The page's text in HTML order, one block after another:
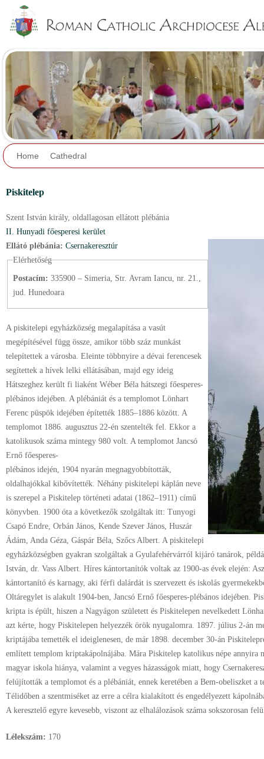
Home Cathedral
Piskitelep
Szent István király, oldallagosan ellátott plébánia
II. Hunyadi főesperesi kerület
Ellátó plébánia: Csernakeresztúr
Elérhetőség
Postacím: 335900 – Simeria, Str. Avram Iancu, nr. 21.,
jud. Hunedoara
A piskitelepi egyházközség megalapítása a vasút
megépítésével függ össze, amikor több száz munkást
telepítettek a városba. Eleinte többnyire a dévai ferencesek
segítettek a hívek lelki ellátásában, majd egy ideig
Hátszeghez került fi liaként Wéber Béla hátszegi főesperes-
plébános idejében. A plébániát és a templomot Lönhart
Ferenc püspök idejében építették 1885–1886 között. A
templomot 1886. augusztus 22-én szentelték fel. Ekkor a
katolikusok száma mintegy 980 volt. A templomot Jancsó
Ernő főesperes-
plébános idején, 1904 nyarán megnagyobbították,
oldalhajókkal kibővítették. Néhány piskitelepi káplán neve
is szerepel a Piskitelep történeti adatai (1862–1911) című
könyvben. 1900 óta a következők szolgáltak itt: Tunyogi
Csapó Endre, Orbán János, Kende Szever János, Huszár
Ádám, Anda Géza, Gáspár Béla, Szőcs Albert. A piskitelepi
egyházközségben gyakran szolgáltak a Gyulafehérvárról kijáró tanárok,
István, dr. Vass Albert. Híres kántortanítók voltak az 1900-as évek elején:
kántortanító és karnagy, aki férfi dalárdát is szervezett és iskolás
Oltáregylet is alakult 1904-ben, Jancsó Ernő főesperes-plébános idejében.
kripta is épült, hiszen a Nagyágon született és Piskitelepen nevelkedett
azt kérte, hogy Piskitelepen helyezzék örök nyugalomra. 1897. július 2-án
kriptájába temették el ideiglenesen, de már 1898. december 30-án
említett templom kriptakápolnájába. Mára Piskitelep katolikus népe annyira
magyar iskola hiánya, valamint a vegyes házasságok miatt, hogy
felújították a templomot és a plébániát, ennek keretében a Bem-obeliszket
Télidőben a szentmiséket az erre a célra kialakított és engedélyezett
A keresztelő egyre kevesebb, viszont az elhalálozások száma sokszorosan
Lélekszám: 170